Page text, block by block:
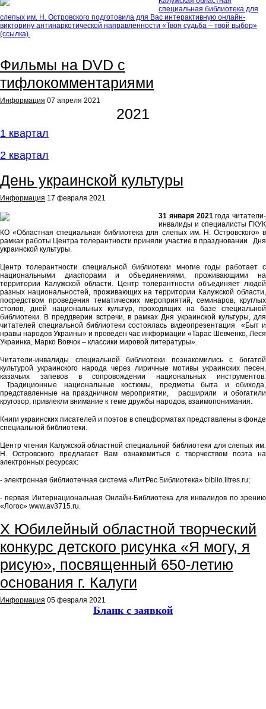
специальная библиотека для
слепых им. Н. Островского подготовила для Вас интерактивную онлайн-
викторину антинаркотической направленности «Твоя судьба – твой выбор»
(ссылка).
Фильмы на DVD c
тифлокомментариями
Информация 07 апреля 2021
2021
1 квартал
2 квартал
День украинской культуры
Информация 17 февраля 2021
31 января 2021года читатели-
инвалиды и специалисты ГКУК
КО «Областная специальная библиотека для слепых им. Н. Островского» в
рамках работы Центра толерантности приняли участие в праздновании Дня
украинской культуры.
Центр толерантности специальной библиотеки многие годы работает с
национальными диаспорами и объединениями, проживающими на
территории Калужской области. Центр толерантности объединяет людей
разных национальностей, проживающих на территории Калужской области,
посредством проведения тематических мероприятий, семинаров, круглых
столов, дней национальных культур, проходящих на базе специальной
библиотеки. В преддверии встречи, в рамках Дня украинской культуры, для
читателей специальной библиотеки состоялась видеопрезентация «Быт и
нравы народов Украины» и проведен час информации «Тарас Шевченко, Леся
Украинка, Марко Вовчок – классики мировой литературы».
Читатели-инвалиды специальной библиотеки познакомились с богатой
культурой украинского народа через лиричные мотивы украинских песен,
казачьих запевов в сопровождении национальных инструментов.
Традиционные национальные костюмы, предметы быта и обихода,
представленные на праздничном мероприятии, расширили и обогатили
кругозор, привлекли внимание к теме дружбы народов, взаимопонимания.
Книги украинских писателей и поэтов в спецформатах представлены в фонде
специальной библиотеки.
Центр чтения Калужской областной специальной библиотеки для слепых им.
Н. Островского предлагает Вам ознакомиться с творчеством поэта на
электронных ресурсах:
- электронная библиотечная система «ЛитРес Библиотека» biblio.litres.ru;
- первая Интернациональная Онлайн-Библиотека для инвалидов по зрению
«Логос» www.av3715.ru.
Х Юбилейный областной творческий
конкурс детского рисунка «Я могу, я
рисую», посвященный 650-летию
основания г. Калуги
Информация 05 февраля 2021
Бланк с заявкой